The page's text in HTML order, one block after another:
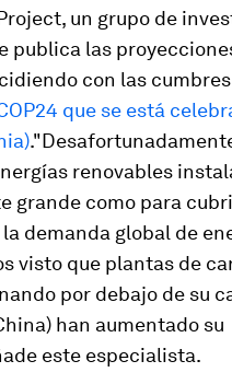
un grupo de
publica las
con las
que se está
renovables
grande como para
demanda global de
visto que plantas de
por debajo de su
han aumentado su
este especialista.